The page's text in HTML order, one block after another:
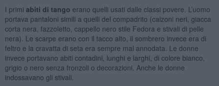
I primi abiti di tango erano quelli usati dalle classi povere. L’uomo
portava pantaloni simili a quelli del compadrito (calzoni neri, giacca
corta nera, fazzoletto, cappello nero stile Fedora e stivali di pelle
nera). Le scarpe erano con il tacco alto, il sombrero invece era di
feltro e la cravatta di seta era sempre mal annodata. Le donne
invece portavano abiti contadini, lunghi e larghi, di colore bianco,
grigio o nero senza fronzoli o decorazioni. Anche le donne
indossavano gli stivali.